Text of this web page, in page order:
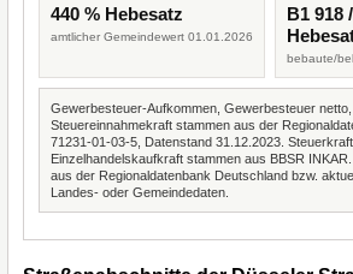
440 % Hebesatz
amtlicher Gemeindewert 01.01.2026
B1 918
bebaute/
Gewerbesteuer-Aufkommen, Gewerbesteuer
Steuereinnahmekraft stammen aus der
71231-01-03-5, Datenstand 31.12.2023.
Einzelhandelskaufkraft stammen aus BBSR
aus der Regionaldatenbank Deutschland bzw.
Landes- oder Gemeindedaten.